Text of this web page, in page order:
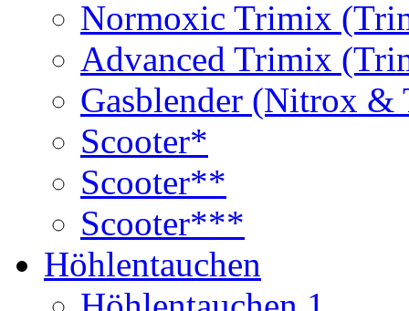
Normoxic Trimix
Advanced Trimix
Gasblender (Nitrox
Scooter*
Scooter**
Scooter***
Höhlentauchen